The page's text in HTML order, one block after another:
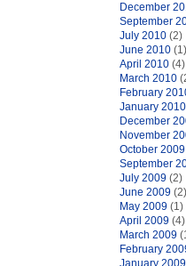
December
September
July 2010 (2)
June 2010 (1)
April 2010 (4)
March 2010
February
January 2010
December
November
October 2009
September
July 2009 (2)
June 2009 (2)
May 2009 (1)
April 2009 (4)
March 2009
February